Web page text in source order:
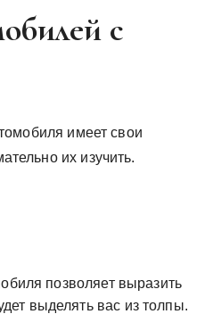
с
имеет свои
их изучить.
позволяет выразить
выделять вас из толпы.